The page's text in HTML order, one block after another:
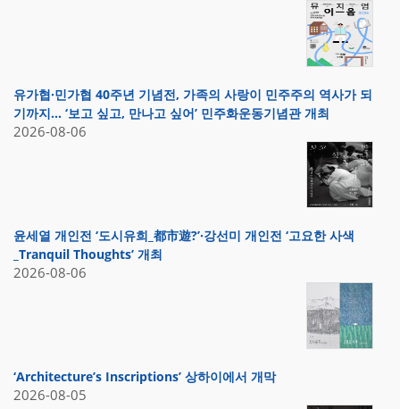
유가협·민가협 40주년 기념전, 가족의 사랑이 민주주의 역사가 되
기까지… ‘보고 싶고, 만나고 싶어’ 민주화운동기념관 개최
2026-08-06
윤세열 개인전 ‘도시유희_都市遊?’·강선미 개인전 ‘고요한 사색
_Tranquil Thoughts’ 개최
2026-08-06
‘Architecture’s Inscriptions’ 상하이에서 개막
2026-08-05